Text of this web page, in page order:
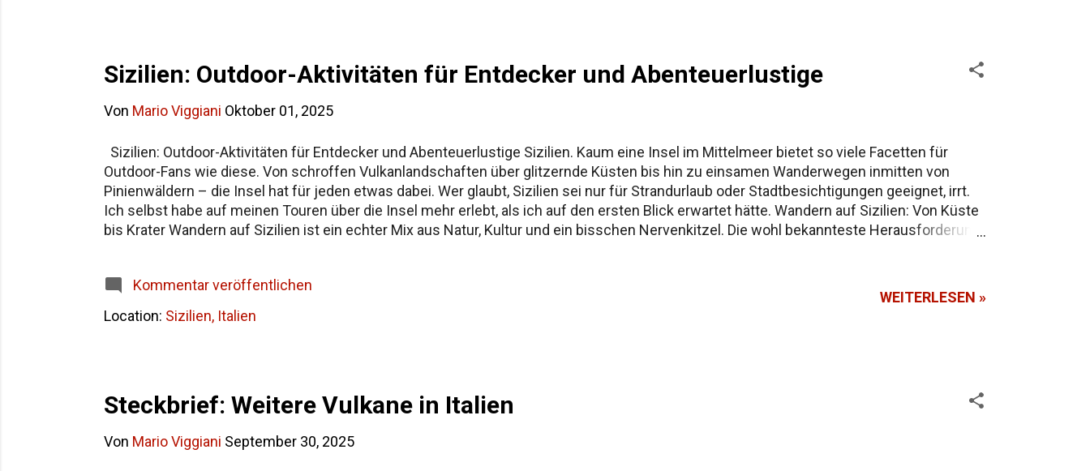
Sizilien: Outdoor-Aktivitäten für Entdecker und Abenteuerlustige
Von Mario Viggiani Oktober 01, 2025
Sizilien: Outdoor-Aktivitäten für Entdecker und Abenteuerlustige Sizilien. Kaum eine Insel im Mittelmeer bietet so viele Facetten für
Outdoor-Fans wie diese. Von schroffen Vulkanlandschaften über glitzernde Küsten bis hin zu einsamen Wanderwegen inmitten von
Pinienwäldern – die Insel hat für jeden etwas dabei. Wer glaubt, Sizilien sei nur für Strandurlaub oder Stadtbesichtigungen geeignet, irrt.
Ich selbst habe auf meinen Touren über die Insel mehr erlebt, als ich auf den ersten Blick erwartet hätte. Wandern auf Sizilien: Von Küste
bis Krater Wandern auf Sizilien ist ein echter Mix aus Natur, Kultur und ein bisschen Nervenkitzel. Die wohl bekannteste Herausforderung:
wagen. Tipp: Wer früh morgens startet, vermeidet d...
Kommentar veröffentlichen
Location: Sizilien, Italien
WEITERLESEN »
Steckbrief: Weitere Vulkane in Italien
Von Mario Viggiani September 30, 2025